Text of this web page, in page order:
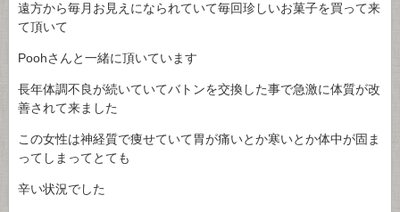
遠方から毎月お見えになられていて毎回珍しいお菓子を買って来
て頂いて
Poohさんと一緒に頂いています
長年体調不良が続いていてバトンを交換した事で急激に体質が改
善されて来ました
この女性は神経質で痩せていて胃が痛いとか寒いとか体中が固ま
ってしまってとても
辛い状況でした